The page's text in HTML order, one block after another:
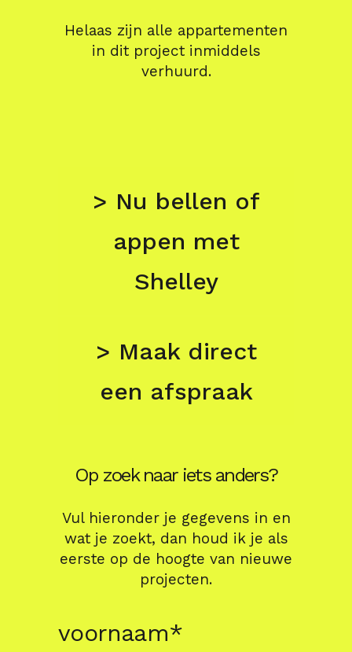
Helaas zijn alle appartementen
in dit project inmiddels
verhuurd.
> Nu bellen of
appen met
Shelley
> Maak direct
een afspraak
Op zoek naar iets anders?
Vul hieronder je gegevens in en
wat je zoekt, dan houd ik je als
eerste op de hoogte van nieuwe
projecten.